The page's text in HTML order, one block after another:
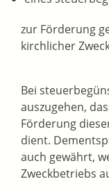
zur Förderung
kirchlicher
Bei
auszugehen,
Förderung
dient.
auch gewährt,
Zweckbetriebs